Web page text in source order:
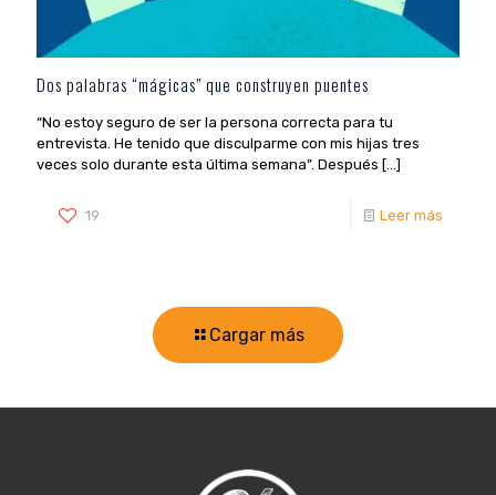
Dos palabras “mágicas” que construyen puentes
“No estoy seguro de ser la persona correcta para tu
entrevista. He tenido que disculparme con mis hijas tres
veces solo durante esta última semana”. Después […]
19 Leer más
Cargar más